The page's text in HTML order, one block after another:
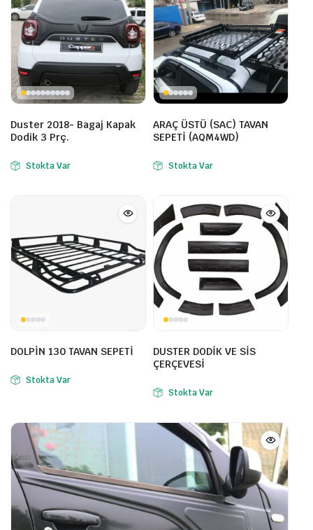
Duster 2018- Bagaj Kapak
Dodik 3 Prç.
Stokta Var
ARAÇ ÜSTÜ (SAC) TAVAN
SEPETİ (AQM4WD)
Stokta Var
DOLPİN 130 TAVAN SEPETİ
Stokta Var
DUSTER DODİK VE SİS
ÇERÇEVESİ
Stokta Var